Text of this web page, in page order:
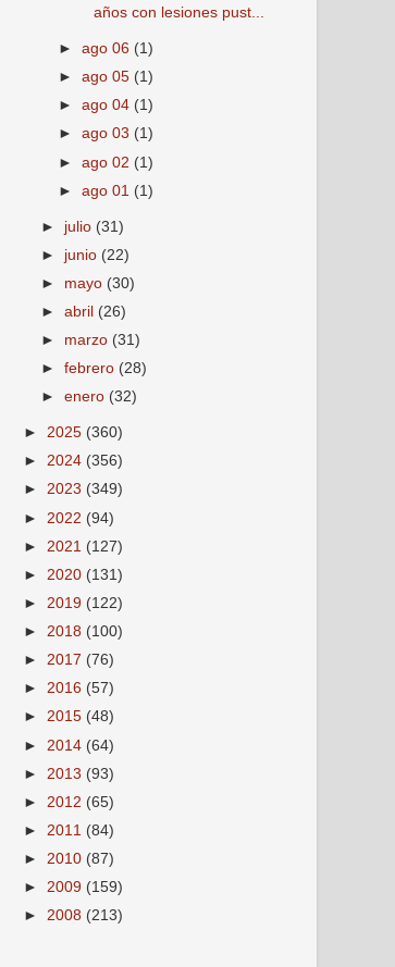
años con lesiones pust...
►ago 06 (1)
►ago 05 (1)
►ago 04 (1)
►ago 03 (1)
►ago 02 (1)
►ago 01 (1)
► julio (31)
► junio (22)
► mayo (30)
►abril (26)
► marzo (31)
►febrero (28)
►enero (32)
► 2025 (360)
► 2024 (356)
► 2023 (349)
► 2022 (94)
► 2021 (127)
► 2020 (131)
► 2019 (122)
► 2018 (100)
► 2017 (76)
► 2016 (57)
► 2015 (48)
► 2014 (64)
► 2013 (93)
► 2012 (65)
► 2011 (84)
► 2010 (87)
► 2009 (159)
► 2008 (213)